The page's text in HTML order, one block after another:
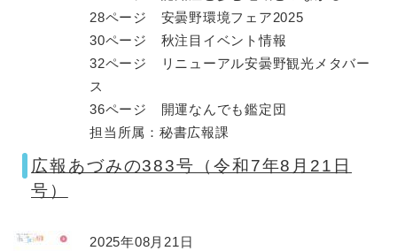
28ページ 安曇野環境フェア2025
30ページ 秋注目イベント情報
32ページ リニューアル安曇野観光メタバー
ス
36ページ 開運なんでも鑑定団
担当所属：秘書広報課
広報あづみの383号（令和7年8月21日
号）
2025年08月21日